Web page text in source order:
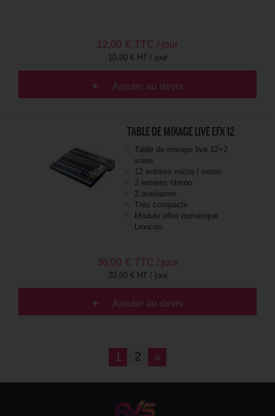
12,00 € TTC / jour
10,00 € HT / jour
Ajouter au devis
TABLE DE MIXAGE LIVE EFX 12
Table de mixage live 12+2
voies
12 entrées micro / mono
2 entrées stéréo
2 auxiliaires
Très compacte
Module effet numérique
Lexicon
36,00 € TTC / jour
30,00 € HT / jour
Ajouter au devis
1 2 »